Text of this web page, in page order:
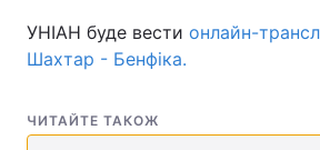
Головна
Україна
Економіка
УНІАН буде вести онлайн-
Шахтар - Бенфіка.
ЧИТАЙТЕ ТАКОЖ